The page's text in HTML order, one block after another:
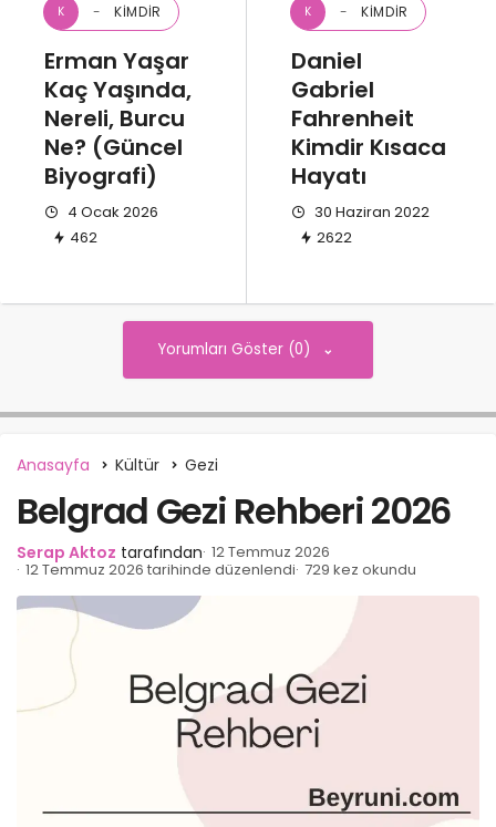
K KIMDIR
Erman Yaşar
Kaç Yaşında,
Nereli, Burcu
Ne? (Güncel
Biyografi)
4 Ocak 2026
462
K KIMDIR
Daniel
Gabriel
Fahrenheit
Kimdir Kısaca
Hayatı
30 Haziran 2022
2622
Yorumları Göster (0)
Anasayfa Kültür Gezi
Belgrad Gezi Rehberi 2026
Serap Aktoz tarafından 12 Temmuz 2026
12 Temmuz 2026 tarihinde düzenlendi 729 kez okundu